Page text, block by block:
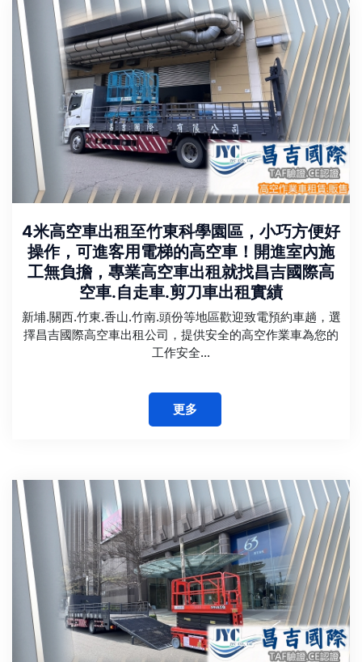
4米高空車出租至竹東科學園區，小巧方便好
操作，可進客用電梯的高空車！開進室內施
工無負擔，專業高空車出租就找昌吉國際高
空車.自走車.剪刀車出租實績
新埔.關西.竹東.香山.竹南.頭份等地區歡迎致電預約車趟，選
擇昌吉國際高空車出租公司，提供安全的高空作業車為您的
工作安全...
更多